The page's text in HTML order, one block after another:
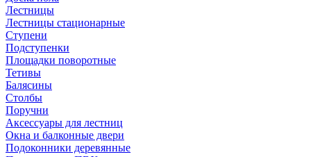
Лестницы
Лестницы стационарные
Ступени
Подступенки
Площадки поворотные
Тетивы
Балясины
Столбы
Поручни
Аксессуары для лестниц
Окна и балконные двери
Подоконники деревянные